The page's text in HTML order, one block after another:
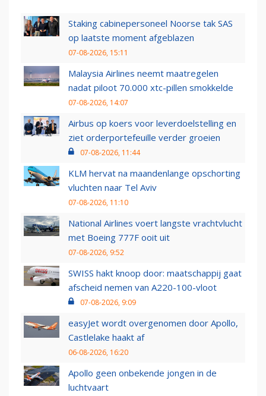
Staking cabinepersoneel Noorse tak SAS
op laatste moment afgeblazen
07-08-2026, 15:11
Malaysia Airlines neemt maatregelen
nadat piloot 70.000 xtc-pillen smokkelde
07-08-2026, 14:07
Airbus op koers voor leverdoelstelling en
ziet orderportefeuille verder groeien
07-08-2026, 11:44
KLM hervat na maandenlange opschorting
vluchten naar Tel Aviv
07-08-2026, 11:10
National Airlines voert langste vrachtvlucht
met Boeing 777F ooit uit
07-08-2026, 9:52
SWISS hakt knoop door: maatschappij gaat
afscheid nemen van A220-100-vloot
07-08-2026, 9:09
easyJet wordt overgenomen door Apollo,
Castlelake haakt af
06-08-2026, 16:20
Apollo geen onbekende jongen in de
luchtvaart